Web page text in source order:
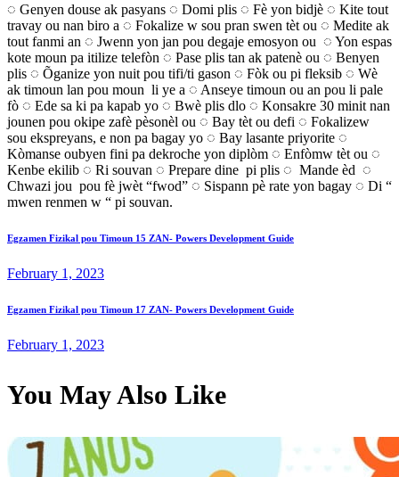
◌ Genyen douse ak pasyans ◌ Domi plis ◌ Fè yon bidjè ◌ Kite tout
travay ou nan biro a ◌ Fokalize w sou pran swen tèt ou ◌ Medite ak
tout fanmi an ◌ Jwenn yon jan pou degaje emosyon ou ◌ Yon espas
kote moun pa itilize telefòn ◌ Pase plis tan ak patenè ou ◌ Benyen
plis ◌ Õganize yon nuit pou tifi/ti gason ◌ Fòk ou pi fleksib ◌ Wè
ak timoun lan pou moun li ye a ◌ Anseye timoun ou an pou li pale
fò ◌ Ede sa ki pa kapab yo ◌ Bwè plis dlo ◌ Konsakre 30 minit nan
jounen pou okipe zafè pèsonèl ou ◌ Bay tèt ou defi ◌ Fokalizew
sou ekspreyans, e non pa bagay yo ◌ Bay lasante priyorite ◌
Kòmanse oubyen fini pa dekroche yon diplòm ◌ Enfòmw tèt ou ◌
Kenbe ekilib ◌ Ri souvan ◌ Prepare dine pi plis ◌ Mande èd ◌
Chwazi jou pou fè jwèt “fwod” ◌ Sispann pè rate yon bagay ◌ Di “
mwen renmen w “ pi souvan.
Post
navigation
Previous
Egzamen Fizikal pou Timoun 15 ZAN- Powers Development Guide
February 1, 2023
Next
Egzamen Fizikal pou Timoun 17 ZAN- Powers Development Guide
February 1, 2023
You May Also Like